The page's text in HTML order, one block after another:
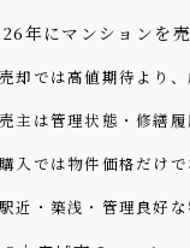
年にマンションを
売却では高値期待より
売主は管理状態・修繕
購入では物件価格だけ
駅近・築浅・管理良好